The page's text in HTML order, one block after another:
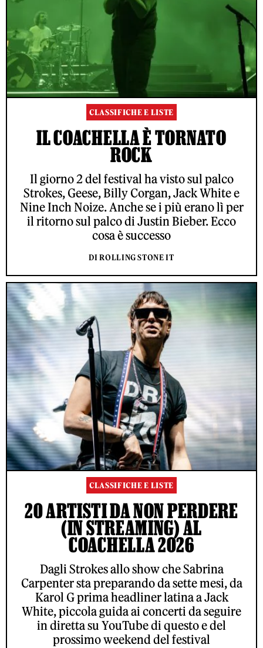
CLASSIFICHE E LISTE
IL COACHELLA È TORNATO
ROCK
Il giorno 2 del festival ha visto sul palco
Strokes, Geese, Billy Corgan, Jack White e
Nine Inch Noize. Anche se i più erano lì per
il ritorno sul palco di Justin Bieber. Ecco
cosa è successo
DI ROLLING STONE IT
CLASSIFICHE E LISTE
20 ARTISTI DA NON PERDERE
(IN STREAMING) AL
COACHELLA 2026
Dagli Strokes allo show che Sabrina
Carpenter sta preparando da sette mesi, da
Karol G prima headliner latina a Jack
White, piccola guida ai concerti da seguire
in diretta su YouTube di questo e del
prossimo weekend del festival